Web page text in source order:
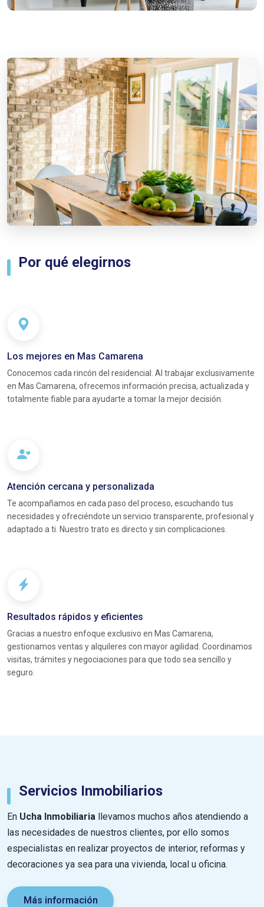
Por qué elegirnos
Los mejores en Mas Camarena
Conocemos cada rincón del residencial. Al trabajar exclusivamente
en Mas Camarena, ofrecemos información precisa, actualizada y
totalmente fiable para ayudarte a tomar la mejor decisión.
Atención cercana y personalizada
Te acompañamos en cada paso del proceso, escuchando tus
necesidades y ofreciéndote un servicio transparente, profesional y
adaptado a ti. Nuestro trato es directo y sin complicaciones.
Resultados rápidos y eficientes
Gracias a nuestro enfoque exclusivo en Mas Camarena,
gestionamos ventas y alquileres con mayor agilidad. Coordinamos
visitas, trámites y negociaciones para que todo sea sencillo y
seguro.
Servicios Inmobiliarios
En Ucha Inmobiliaria llevamos muchos años atendiendo a
las necesidades de nuestros clientes, por ello somos
especialistas en realizar proyectos de interior, reformas y
decoraciones ya sea para una vivienda, local u oficina.
Más información